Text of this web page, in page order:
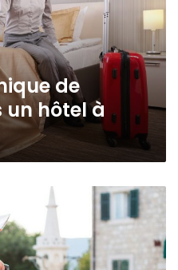
de
un hôtel à